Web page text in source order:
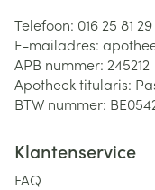
Telefoon: 016 25 81 29
E-mailadres:
APB nummer: 245212
Apotheek titularis:
BTW nummer:
Klantenservice
FAQ